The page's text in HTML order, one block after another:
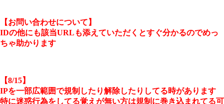
【お問い合わせについて】
IDの他にも該当URLも添えていただくとすぐ分かるのでめっ
ちゃ助かります
【8/15】
IPを一部広範囲で規制したり解除したりしてる時があります
特に迷惑行為をしてる覚えが無い方は規制に巻き込まれてる可